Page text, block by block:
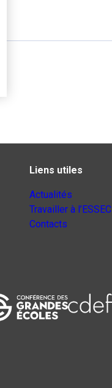
Liens utiles
Actualités
Travailler à l’ESSEC
Contacts